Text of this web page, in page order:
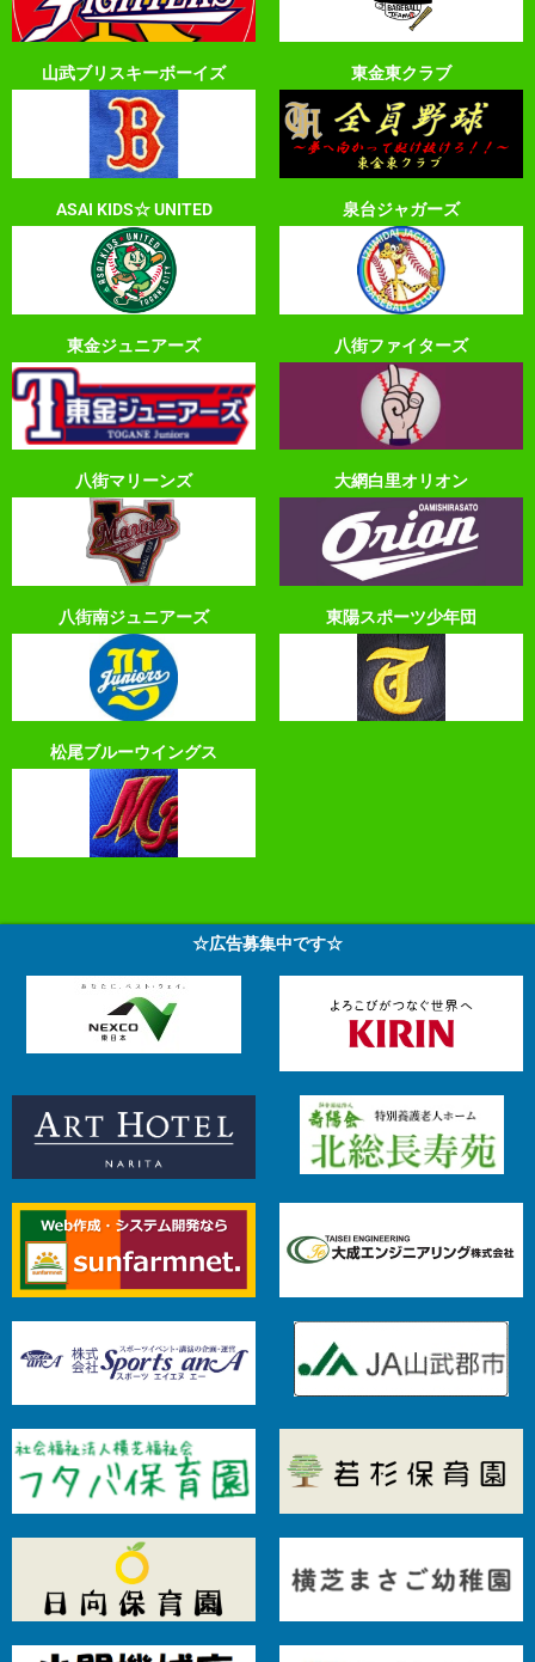
山武ブリスキーボーイズ 東金東クラブ
ASAI KIDS☆ UNITED 泉台ジャガーズ
東金ジュニアーズ 八街ファイターズ
八街マリーンズ 大網白里オリオン
八街南ジュニアーズ 東陽スポーツ少年団
松尾ブルーウイングス
☆広告募集中です☆